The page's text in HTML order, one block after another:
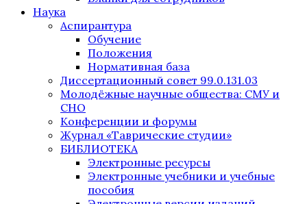
Наука
Аспирантура
Обучение
Положения
Нормативная база
Диссертационный совет 99.0.131.03
Молодёжные научные общества: СМУ и
СНО
Конференции и форумы
Журнал «Таврические студии»
БИБЛИОТЕКА
Электронные ресурсы
Электронные учебники и учебные
пособия